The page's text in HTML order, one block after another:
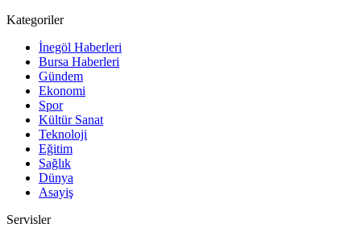
Kategoriler
İnegöl Haberleri
Bursa Haberleri
Gündem
Ekonomi
Spor
Kültür Sanat
Teknoloji
Eğitim
Sağlık
Dünya
Asayiş
Servisler